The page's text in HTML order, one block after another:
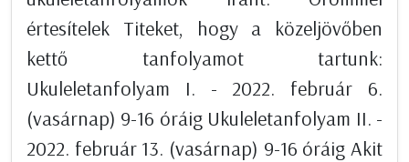
értesítelek Titeket, hogy a közeljövőben
kettő tanfolyamot tartunk:
Ukuleletanfolyam I. - 2022. február 6.
(vasárnap) 9-16 óráig Ukuleletanfolyam II. -
2022. február 13. (vasárnap) 9-16 óráig Akit